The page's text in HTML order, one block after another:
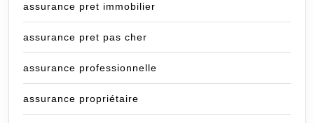
assurance pret immobilier
assurance pret pas cher
assurance professionnelle
assurance propriétaire